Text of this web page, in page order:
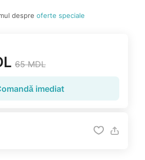
despre oferte speciale
65 MDL
imediat